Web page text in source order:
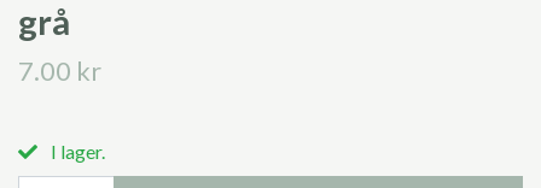
grå
7.00 kr
I lager.